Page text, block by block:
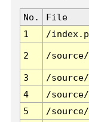
No. File
1
/
2 /
3 /
4
/
5
/